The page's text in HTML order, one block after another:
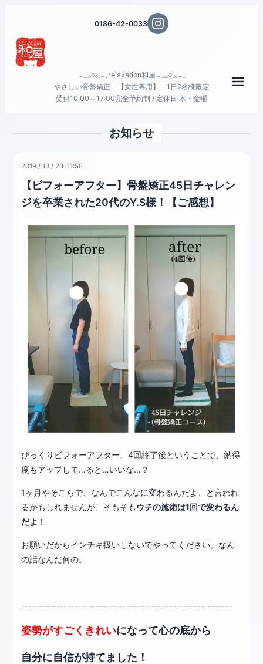
0186-42-0033
𓂃𓈒𓂂𓏸𓂂𓈒𓂃relaxation和屋𓂃𓈒𓂂𓏸𓂂𓈒𓂃
やさしい骨盤矯正 【女性専用】 1日2名様限定
受付10:00～17:00完全予約制 / 定休日 木・金曜
お知らせ
2019 /10 / 23 11:58
【ビフォーアフター】骨盤矯正45日チャレン
ジを卒業された20代のY.S様！【ご感想】
びっくりビフォーアフター、4回終了後ということで、納得
度もアップして…ると…いいな…？
1ヶ月やそこらで、なんでこんなに変わるんだよ、と言われ
るかもしれませんが、そもそもウチの施術は1回で変わるん
だよ！
お願いだからインチキ扱いしないでやってください。なん
の話なんだ何の。
------------------------------------------------------------
姿勢がすごくきれいになって心の底から
自分に自信が持てました！